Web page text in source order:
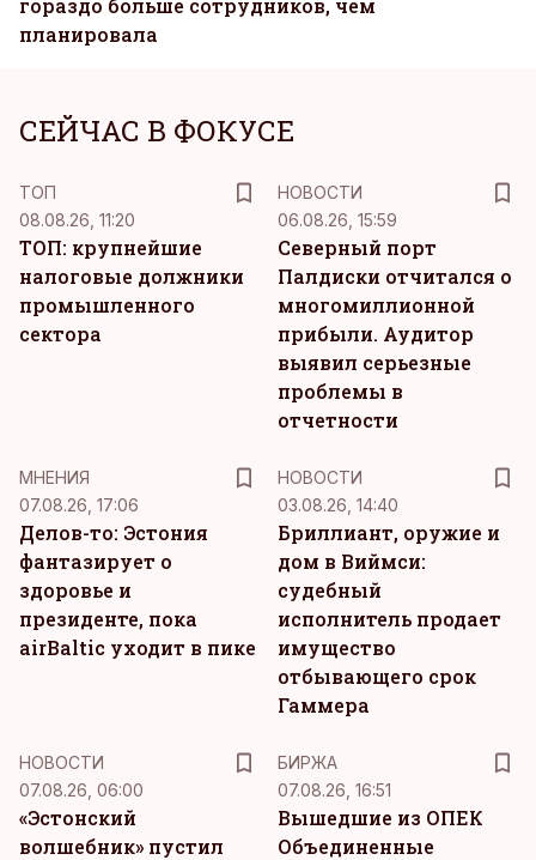
гораздо больше сотрудников, чем
планировала
СЕЙЧАС В ФОКУСЕ
ТОП
08.08.26, 11:20
ТОП: крупнейшие
налоговые должники
промышленного
сектора
НОВОСТИ
06.08.26, 15:59
Северный порт
Палдиски отчитался о
многомиллионной
прибыли. Аудитор
выявил серьезные
проблемы в
отчетности
MНЕНИЯ
07.08.26, 17:06
Делов-то: Эстония
фантазирует о
здоровье и
президенте, пока
airBaltic уходит в пике
НОВОСТИ
03.08.26, 14:40
Бриллиант, оружие и
дом в Виймси:
судебный
исполнитель продает
имущество
отбывающего срок
Гаммера
НОВОСТИ
07.08.26, 06:00
«Эстонский
волшебник» пустил
БИРЖА
07.08.26, 16:51
Вышедшие из ОПЕК
Объединенные